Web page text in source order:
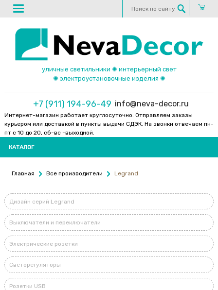
уличные светильники ✺ интерьерный свет
✺ электроустановочные изделия ✺
+7 (911) 194-96-49 info@neva-decor.ru
Интернет-магазин работает круглосуточно. Отправляем заказы
курьером или доставкой в пункты выдачи СДЭК. На звонки отвечаем пн-
пт с 10 до 20, сб-вс -выходной.
КАТАЛОГ
Главная Все производители Legrand
Дизайн серий Legrand
Выключатели и переключатели
Электрические розетки
Светорегуляторы
Розетки USB